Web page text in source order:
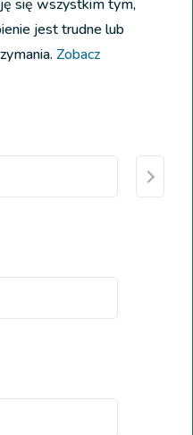
się wszystkim tym,
jest trudne lub
Zobacz